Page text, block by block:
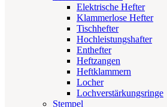
Elektrische Hefter
Klammerlose Hefter
Tischhefter
Hochleistungshafter
Enthefter
Heftzangen
Heftklammern
Locher
Lochverstärkungsringe
Stempel